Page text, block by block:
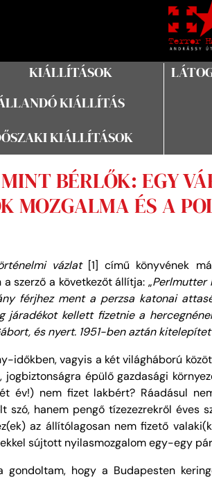
KIÁLLÍTÁSOK
KIÁLLÍTÁS
KIÁLLÍTÁSOK
BÉRLŐK: EGY
MOZGALMA ÉS A
vázlat[1] című könyvének
szerző a következőt állítja: „Perlmutter
férjhez ment a perzsa katonai
járadékot kellett fizetnie a
és nyert. 1951-ben aztán
időkben, vagyis a két világháború
épülő gazdasági
év!) nem fizet lakbért? Ráadásul
szó, hanem pengő tízezezrekről
az állítólagosan nem fizető
sújtott nyilasmozgalom egy-egy
hogy a Budapesten